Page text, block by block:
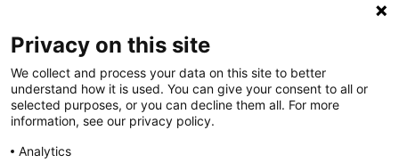
@CGTCatalunya
cgtcatalunya
CGTCatalunya
Privacy on this site
We collect and process your data on this site to better
understand how it is used. You can give your consent to all or
selected purposes, or you can decline them all. For more
information, see our privacy policy.
Analytics